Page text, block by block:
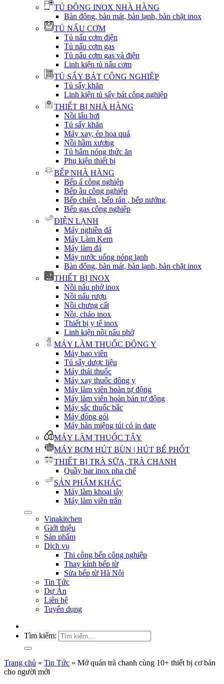
TỦ ĐÔNG INOX NHÀ HÀNG
Bàn đông, bàn mát, bàn lạnh, bàn chặt inox
TỦ NẤU CƠM
Tủ nấu cơm điện
Tủ nấu cơm gas
Tủ nấu cơm gas và điện
Linh kiện tủ nấu cơm
TỦ SẤY BÁT CÔNG NGHIỆP
Tủ sấy khăn
Linh kiện tủ sấy bát công nghiệp
THIẾT BỊ NHÀ HÀNG
Nồi lẩu hơi
Tủ sấy khăn
Máy xay, ép hoa quả
Nồi hầm xương
Tủ hâm nóng thức ăn
Phụ kiện thiết bị
BẾP NHÀ HÀNG
Bếp á công nghiệp
Bếp âu công nghiệp
Bếp chiên , bếp rán , bếp nướng
Bếp gas công nghiệp
ĐIỆN LẠNH
Máy nghiền đá
Máy Làm Kem
Máy làm đá
Máy nước uống nóng lạnh
Bàn đông, bàn mát, bàn lạnh, bàn chặt inox
THIẾT BỊ INOX
Nồi nấu phở inox
Nồi nấu rượu
Nồi chưng cất
Nồi, chảo inox
Thiết bị y tế inox
Linh kiện nồi nấu phở
MÁY LÀM THUỐC ĐÔNG Y
Máy bao viên
Tủ sấy dược liệu
Máy thái thuốc
Máy xay thuốc đông y
Máy làm viên hoàn tự động
Máy làm viên hoàn bán tự động
Máy sắc thuốc bắc
Máy đóng gói
Máy hàn miệng túi có in date
MÁY LÀM THUỐC TÂY
MÁY BƠM HÚT BÙN | HÚT BỂ PHỐT
THIẾT BỊ TRÀ SỮA, TRÀ CHANH
Quầy bar inox pha chế
SẢN PHẨM KHÁC
Máy làm khoai tây
Máy làm viên trân
Vinakitchen
Giới thiệu
Sản phẩm
Dịch vụ
Thi công bếp công nghiệp
Thay kính bếp từ
Sửa bếp từ Hà Nội
Tin Tức
Dự Án
Liên hệ
Tuyển dụng
Tìm kiếm:
Trang chủ » Tin Tức » Mở quán trà chanh cùng 10+ thiết bị cơ bản
cho người mới